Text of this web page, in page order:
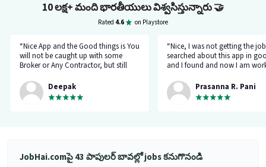
10 లక్ష+ మంది భారతీయులు విశ్వసిస్తున్నారు🤝
Rated 4.6 on Playstore
“Nice App and the Good things is You
will not be caught up with some
Broker or Any Contractor, but still
got a job and the interview taken by
the organisation Itself... Noone will
ask for money or Anything but Have
to be Careful at the time Of
Luck wish You all the best for your
Future.... 👍”
Deepak
“Nice, I was not getting the
searched about this app in
and I found and now I am
app.”
Prasanna R. Pani
JobHai.comపై 43 పాపులర్ బావల్లో jobs కనుగొనండి